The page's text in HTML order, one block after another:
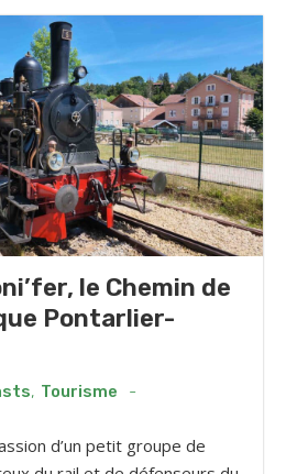
le Chemin de
Pontarlier-
, Tourisme
-
d’un petit groupe de